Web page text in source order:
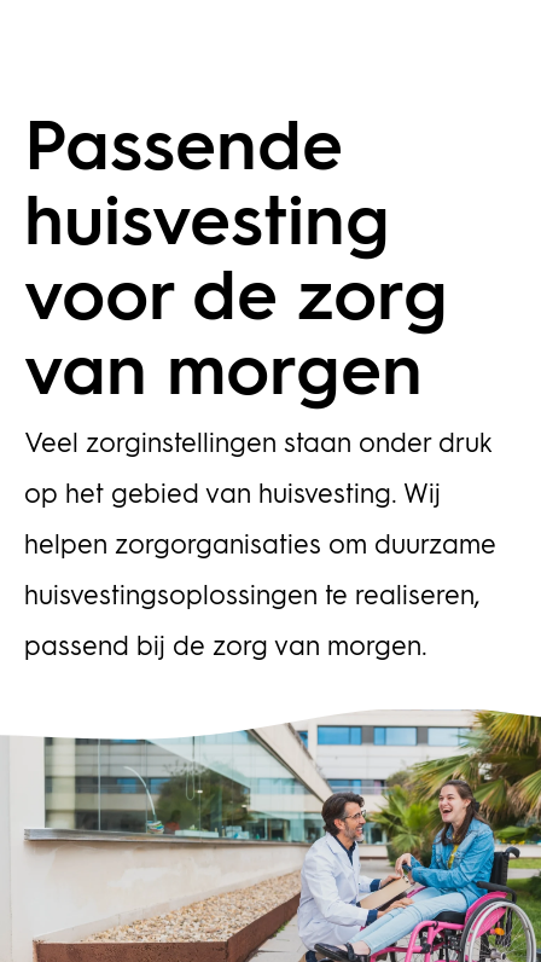
Passende
huisvesting
voor de zorg
van morgen
Veel zorginstellingen staan onder druk
op het gebied van huisvesting. Wij
helpen zorgorganisaties om duurzame
huisvestingsoplossingen te realiseren,
passend bij de zorg van morgen.